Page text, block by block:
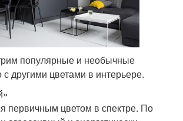
популярные и необычные
с другими цветами в интерьере.
первичным цветом в спектре. По